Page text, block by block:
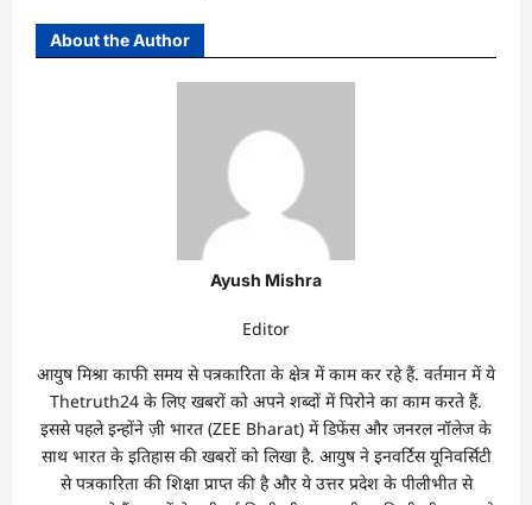
About the Author
Ayush Mishra
Editor
आयुष मिश्रा काफी समय से पत्रकारिता के क्षेत्र में काम कर रहे हैं. वर्तमान में ये
Thetruth24 के लिए खबरों को अपने शब्दों में पिरोने का काम करते हैं.
इससे पहले इन्होंने ज़ी भारत (ZEE Bharat) में डिफेंस और जनरल नॉलेज के
साथ भारत के इतिहास की खबरों को लिखा है. आयुष ने इनवर्टिस यूनिवर्सिटी
से पत्रकारिता की शिक्षा प्राप्त की है और ये उत्तर प्रदेश के पीलीभीत से